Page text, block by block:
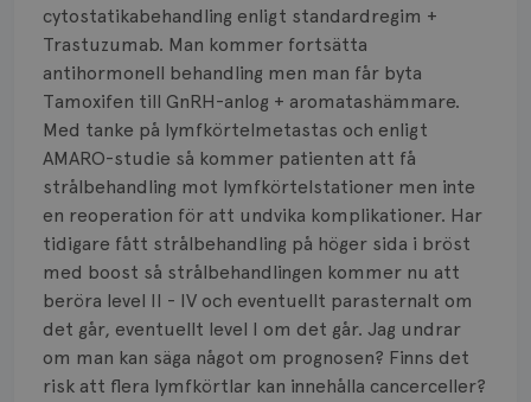
cytostatikabehandling enligt standardregim +
Trastuzumab. Man kommer fortsätta
antihormonell behandling men man får byta
Tamoxifen till GnRH-anlog + aromatashämmare.
Med tanke på lymfkörtelmetastas och enligt
AMARO-studie så kommer patienten att få
strålbehandling mot lymfkörtelstationer men inte
en reoperation för att undvika komplikationer. Har
tidigare fått strålbehandling på höger sida i bröst
med boost så strålbehandlingen kommer nu att
beröra level II - IV och eventuellt parasternalt om
det går, eventuellt level I om det går. Jag undrar
om man kan säga något om prognosen? Finns det
risk att flera lymfkörtlar kan innehålla cancerceller?
Risker
Spridd bröstcancer
Strålning
Vätska